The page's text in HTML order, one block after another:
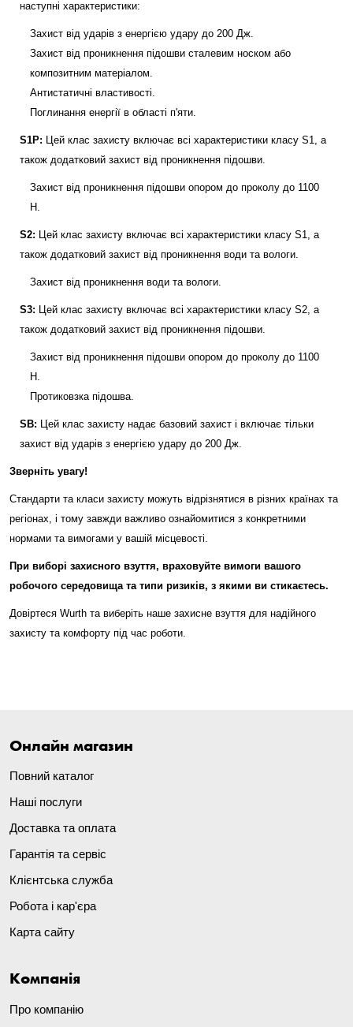
наступні характеристики:
Захист від ударів з енергією удару до 200 Дж.
Захист від проникнення підошви сталевим носком або
композитним матеріалом.
Антистатичні властивості.
Поглинання енергії в області п'яти.
S1P: Цей клас захисту включає всі характеристики класу S1, а
також додатковий захист від проникнення підошви.
Захист від проникнення підошви опором до проколу до 1100
Н.
S2: Цей клас захисту включає всі характеристики класу S1, а
також додатковий захист від проникнення води та вологи.
Захист від проникнення води та вологи.
S3: Цей клас захисту включає всі характеристики класу S2, а
також додатковий захист від проникнення підошви.
Захист від проникнення підошви опором до проколу до 1100
Н.
Протиковзка підошва.
SB: Цей клас захисту надає базовий захист і включає тільки
захист від ударів з енергією удару до 200 Дж.
Зверніть увагу!
Стандарти та класи захисту можуть відрізнятися в різних країнах та
регіонах, і тому завжди важливо ознайомитися з конкретними
нормами та вимогами у вашій місцевості.
При виборі захисного взуття, враховуйте вимоги вашого
робочого середовища та типи ризиків, з якими ви стикаєтесь.
Довіртеся Wurth та виберіть наше захисне взуття для надійного
захисту та комфорту під час роботи.
Онлайн магазин
Повний каталог
Наші послуги
Доставка та оплата
Гарантія та сервіс
Клієнтська служба
Робота і кар'єра
Карта сайту
Компанія
Про компанію